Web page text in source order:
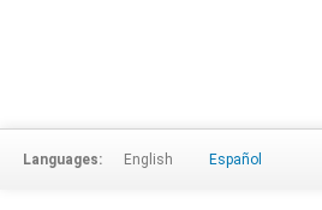
Languages: English Español